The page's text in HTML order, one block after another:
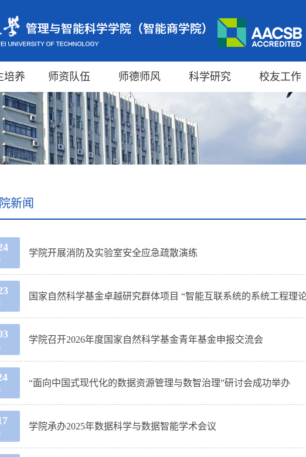
培养 师资队伍 师德师风 科学研究 校友工作
新闻
学院开展消防及实验室安全应急疏散演练
国家自然科学基金卓越研究群体项目 “智能互联系统的系统工程理
学院召开2026年度国家自然科学基金青年基金申报交流会
“面向中国式现代化的数据资源管理与数智治理”研讨会成功举办
学院承办2025年数据科学与数据智能学术会议